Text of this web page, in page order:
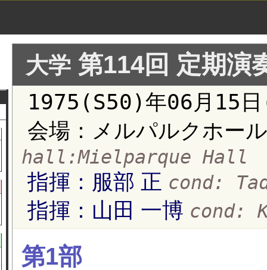
大学 第114回 定期演
1975(S50)年06月15
会場：メルパルクホー
hall:Mielparque Hall
指揮：服部 正 cond:
指揮：山田 一博 cond:
第1部